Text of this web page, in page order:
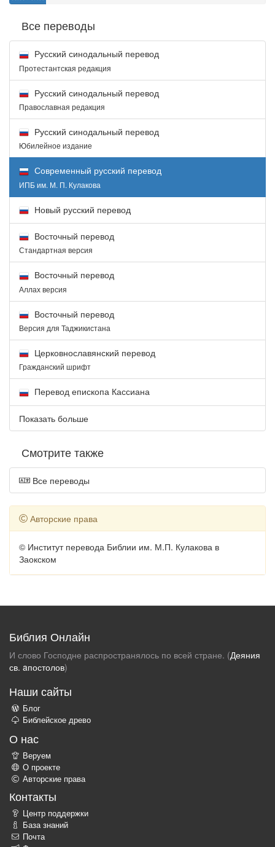
Все переводы
Русский синодальный перевод
Протестантская редакция
Русский синодальный перевод
Православная редакция
Русский синодальный перевод
Юбилейное издание
Современный русский перевод
ИПБ им. М. П. Кулакова
Новый русский перевод
Восточный перевод
Стандартная версия
Восточный перевод
Аллах версия
Восточный перевод
Версия для Таджикистана
Церковнославянский перевод
Гражданский шрифт
Перевод епископа Кассиана
Показать больше
Смотрите также
Все переводы
Авторские права
© Институт перевода Библии им. М.П. Кулакова в
Заокском
Библия Онлайн
И слово Господне распространялось по всей стране. (Деяния
св. aпостолов)
Наши сайты
Блог
Библейское древо
О нас
Веруем
О проекте
Авторские права
Контакты
Центр поддержки
База знаний
Почта